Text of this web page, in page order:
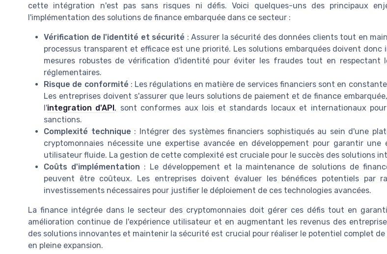
cette intégration n'est pas sans risques ni défis. Voici quelques-uns des principaux
l'implémentation des solutions de finance embarquée dans ce secteur :
Vérification de l'identité et sécurité : Assurer la sécurité des données clients tout en
processus transparent et efficace est une priorité. Les solutions embarquées doivent donc
mesures robustes de vérification d'identité pour éviter les fraudes tout en respectant
réglementaires.
Risque de conformité : Les régulations en matière de services financiers sont en
Les entreprises doivent s'assurer que leurs solutions de paiement et de finance
l'integration d'API, sont conformes aux lois et standards locaux et internationaux
sanctions.
Complexité technique : Intégrer des systèmes financiers sophistiqués au sein d'une
cryptomonnaies nécessite une expertise avancée en développement pour garantir une
utilisateur fluide. La gestion de cette complexité est cruciale pour le succès des solutions
Coûts d'implémentation : Le développement et la maintenance de solutions de
peuvent être coûteux. Les entreprises doivent évaluer les bénéfices potentiels par
investissements nécessaires pour justifier le déploiement de ces technologies avancées.
La finance intégrée dans le secteur des cryptomonnaies doit gérer ces défis tout en
amélioration continue de l'expérience utilisateur et en augmentant les revenus des
des solutions innovantes et maintenir la sécurité est crucial pour réaliser le potentiel complet de
en pleine expansion.